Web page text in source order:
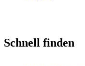
Schnell finden